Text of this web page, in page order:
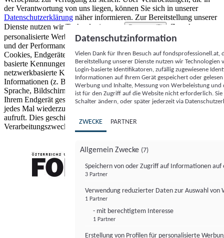
der Verantwortung von uns liegen, können Sie sich in unserer
Datenschutzerklärung näher informieren. Zur Bereitstellung unserer
Dienste nutzen wir Technologien von
Partnern (5)
. Zwecke:
personalisierte Werbung und Inhalte, Messung von Werbeleistung
und der Performance von Inhalten sowie Zielgruppenforschung.
Cookies, Endgeräte- oder ähnliche Online-Kennungen (z. B. login-
basierte Kennungen, zufällig generierte Kennungen,
netzwerkbasierte Kennungen) können zusammen mit anderen
Informationen (z. B. Browsertyp und Browserinformationen,
Sprache, Bildschirmgröße, unterstützte Technologien usw.) auf
Ihrem Endgerät gespeichert oder von dort ausgelesen werden, um es
jedes Mal wiederzuerkennen, wenn es eine App oder einer Webseite
aufruft. Dies geschieht für einen oder mehrere der hier aufgeführten
Verarbeitungszwecke.
Datenschutzinformation
Vielen Dank für Ihren Besuch auf
Bereitstellung unserer Dienste nutzen wir Technologien
Login-basierte Identifikatoren, zufällig zugewiesene
Informationen auf Ihrem Gerät gespeichert oder
Werbung und Inhalte, Messung von Werbeleistung
ist für den Zugriff auf die Website nicht erforderlich.
Schalter ändern, oder später jederzeit via
ZWECKE PARTNER
Allgemein Zwecke (7)
Speichern von oder Zugriff auf Informationen auf
3 Partner
Verwendung reduzierter Daten zur Auswahl von
1 Partner
- mit berechtigtem Interesse
1 Partner
Erstellung von Profilen für personalisierte
FONDS professionell